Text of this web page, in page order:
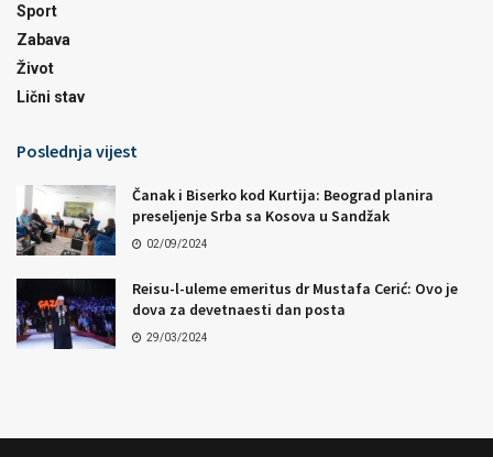
Sport
Zabava
Život
Lični stav
Poslednja vijest
Čanak i Biserko kod Kurtija: Beograd planira
preseljenje Srba sa Kosova u Sandžak
02/09/2024
Reisu-l-uleme emeritus dr Mustafa Cerić: Ovo je
dova za devetnaesti dan posta
29/03/2024